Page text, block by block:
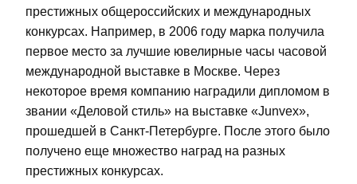
престижных общероссийских и международных
конкурсах. Например, в 2006 году марка получила
первое место за лучшие ювелирные часы часовой
международной выставке в Москве. Через
некоторое время компанию наградили дипломом в
звании «Деловой стиль» на выставке «Junvex»,
прошедшей в Санкт-Петербурге. После этого было
получено еще множество наград на разных
престижных конкурсах.